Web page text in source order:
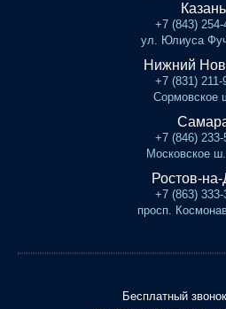
Казань
+7 (843) 254-
ул. Юлиуса
Нижний
+7 (831) 211-
Сормовское
+7 (846) 233-
Московское
Ростов-
+7 (863) 333-
просп.
Бесплатный